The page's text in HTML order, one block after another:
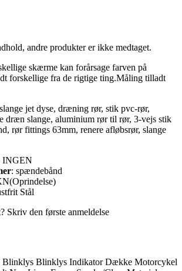
andre produkter er ikke medtaget.
skærme kan forårsage farven på
forskellige fra de rigtige ting.Måling tilladt
jet dyse, dræning rør, stik pvc-rør,
dræn slange, aluminium rør til rør, 3-vejs stik
rør fittings 63mm, renere afløbsrør, slange
INGEN
: spændebånd
Stål
Skriv den første anmeldelse
Blinklys Blinklys Indikator Dække Motorcykel